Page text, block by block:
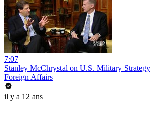
7:07
Stanley McChrystal on U.S. Military Strategy
Foreign Affairs
il y a 12 ans